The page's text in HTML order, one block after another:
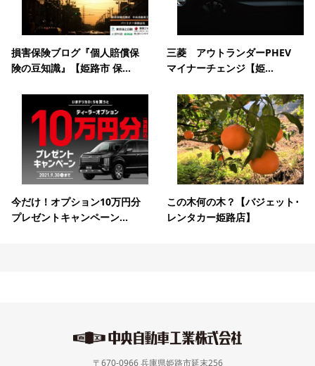
損害保険ブログ『個人賠償保
険の豆知識』【姫路市 保...
三菱 アウトランダーPHEV
マイナーチェンジ【姫...
今だけ！オプション10万円分
プレゼントキャンペーン...
この木何の木？【バジェット･
レンタカー姫路店】
〒670-0966 兵庫県姫路市延末256